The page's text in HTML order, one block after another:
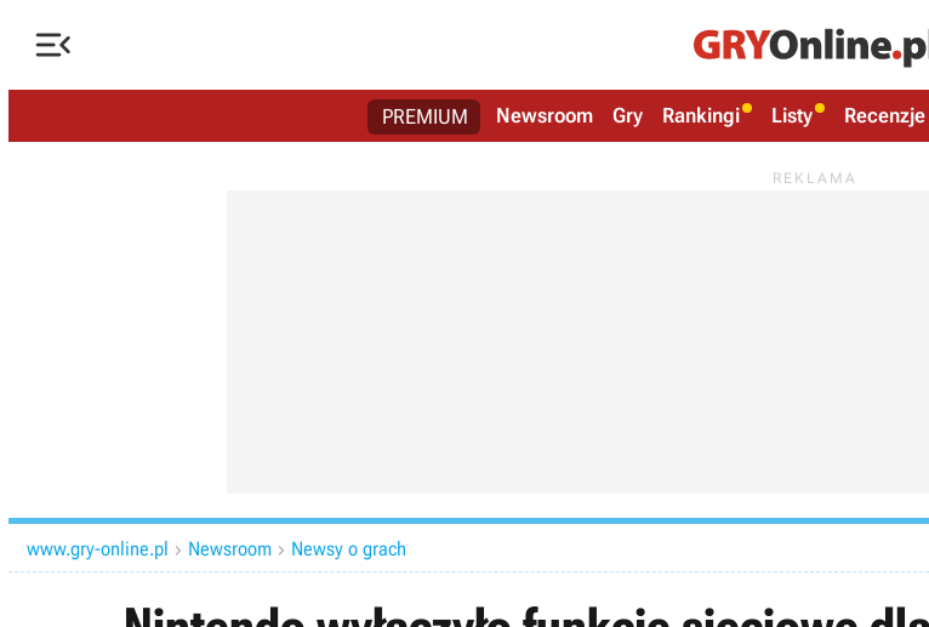

PREMIUM Newsroom Gry Rankingi Listy Recenzje
www.gry-online.pl  Newsroom  Newsy o grach